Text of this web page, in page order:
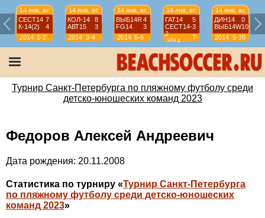
14 янв, вс
СЕСТ14 7
К-14(2)
4
2014 1-2
14 янв, вс
КОЛ-14
8
АВТ15
3
2014 3-4
14 янв, вс
ВЫБ14R 4
FG14
3
2014 5-6
14 янв, вс
ГАТ14
5
СЕСТ14-
2
3
2014
7-
8
14 янв, вс
ДИН14
0
ВЫБ14W10
2014 9-10
Турнир Санкт-Петербурга по пляжному футболу среди
детско-юношеских команд 2023
Федоров Алексей Андреевич
Дата рождения: 20.11.2008
Статистика по турниру «Турнир Санкт-Петербурга
по пляжному футболу среди детско-юношеских
команд 2023»